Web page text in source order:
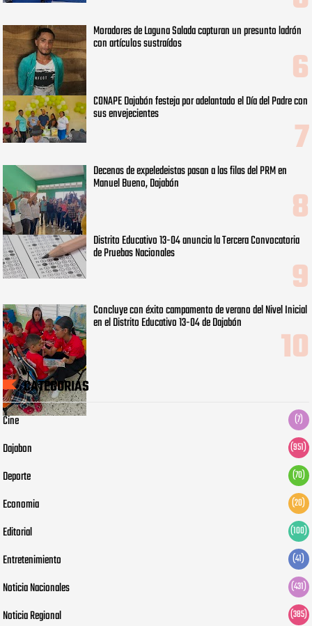
Moradores de Laguna Salada capturan un presunto ladrón
con artículos sustraídos
CONAPE Dajabón festeja por adelantado el Día del Padre con
sus envejecientes
Decenas de expeledeistas pasan a las filas del PRM en
Manuel Bueno, Dajabón
Distrito Educativo 13-04 anuncia la Tercera Convocatoria
de Pruebas Nacionales
Concluye con éxito campamento de verano del Nivel Inicial
en el Distrito Educativo 13-04 de Dajabón
CATEGORIAS
Cine (7)
Dajabon (951)
Deporte (70)
Economia (20)
Editorial (100)
Entretenimiento (41)
Noticia Nacionales (431)
Noticia Regional (385)